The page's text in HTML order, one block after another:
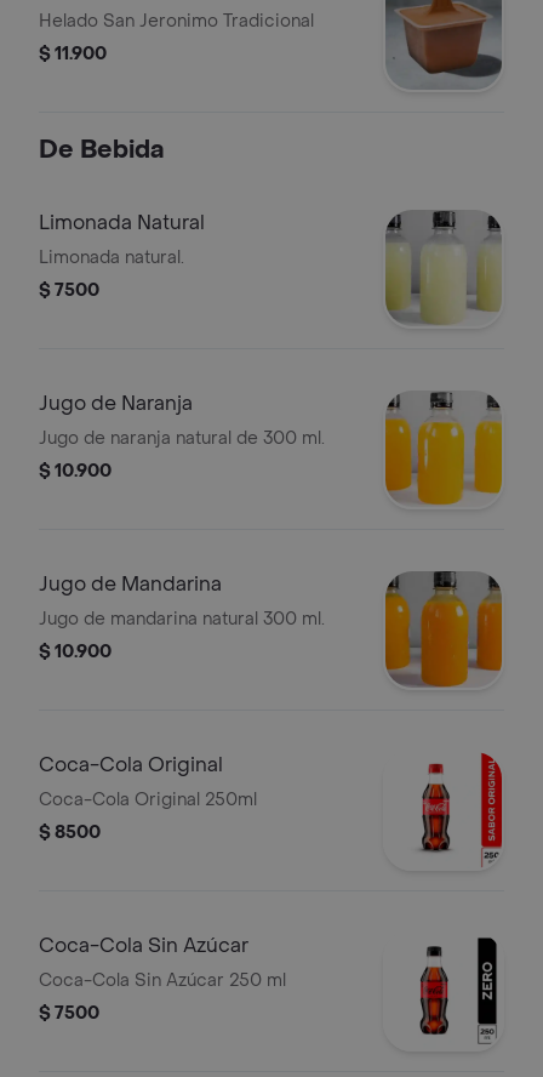
Helado San Jeronimo Tradicional
$ 11.900
De Bebida
Limonada Natural
Limonada natural.
$ 7500
Jugo de Naranja
Jugo de naranja natural de 300 ml.
$ 10.900
Jugo de Mandarina
Jugo de mandarina natural 300 ml.
$ 10.900
Coca-Cola Original
Coca-Cola Original 250ml
$ 8500
Coca-Cola Sin Azúcar
Coca-Cola Sin Azúcar 250 ml
$ 7500